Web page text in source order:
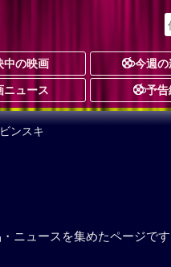
中の映画 今週の
ニュース 予告
ンスキ
ニュースを集めたページで